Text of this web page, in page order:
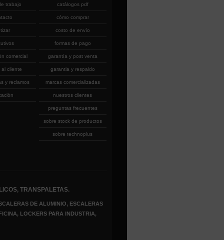
trabajo
comercial
al cliente
y reclamos
catálogos pdf
cómo comprar
costo de envío
formas de pago
garantía y post venta
garantia y respaldo
marcas comercializadas
nuestros clientes
preguntas frecuentes
sobre stock de productos
sobre technoplus
TRANSPALETAS.
DE ALUMINIO, ESCALERAS
LOCKERS PARA INDUSTRIA,